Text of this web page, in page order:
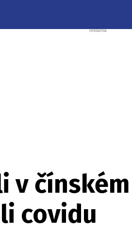
v
covidu